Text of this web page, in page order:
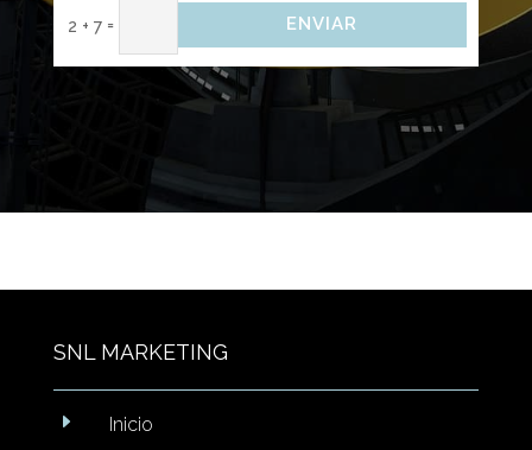
2 + 7= ENVIAR
SNL MARKETING
E Inicio